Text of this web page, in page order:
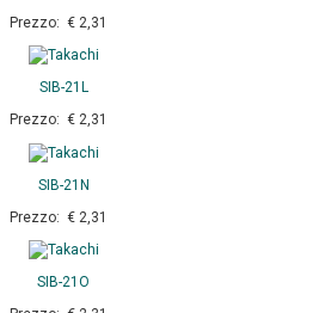
Prezzo: € 2,31
SIB-21L
Prezzo: € 2,31
SIB-21N
Prezzo: € 2,31
SIB-21O